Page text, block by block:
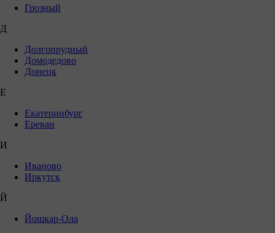
Грозный
Д
Долгопрудный
Домодедово
Донецк
Е
Екатеринбург
Ереван
И
Иваново
Иркутск
Й
Йошкар-Ола